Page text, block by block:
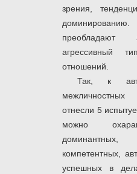
зрения,
преобладают
агрессивный
отношений.
Так, к
отнесли 5
можно
компетентных,
успешных в